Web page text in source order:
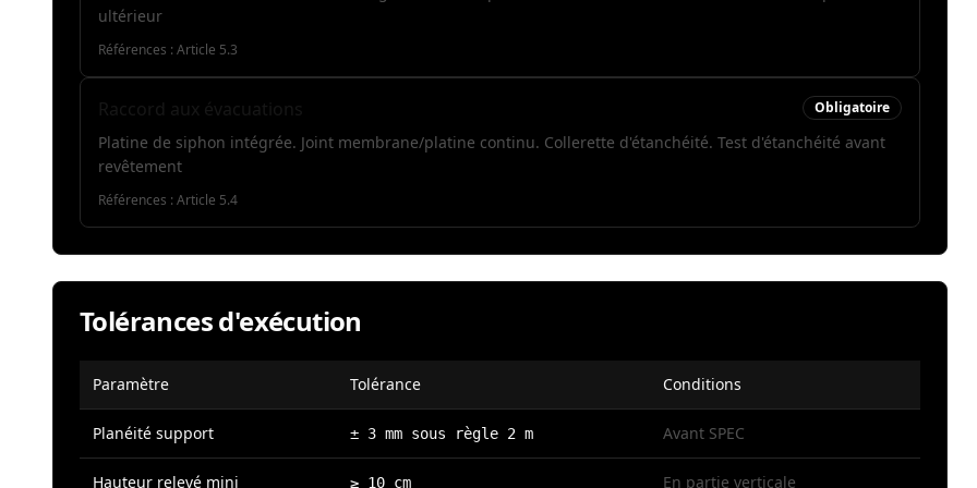
ultérieur
Références : Article 5.3
Obligatoire
Platine de siphon intégrée. Joint membrane/platine continu. Collerette d'étanchéité. Test d'étanchéité avant
revêtement
Références : Article 5.4
Tolérances d'exécution
Paramètre Tolérance Conditions
Planéité support ± 3 mm sous règle 2 m Avant SPEC
Hauteur relevé mini ≥ 10 cm En partie verticale